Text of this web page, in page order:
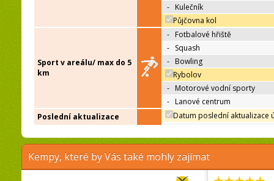
- Kulečník
Půjčovna kol
Sport v areálu/ max do 5
km
- Fotbalové hřiště
- Squash
- Bowling
Rybolov
- Motorové vodní sporty
- Lanové centrum
Poslední aktualizace
Datum poslední aktualizace
Kempy, které by Vás také mohly zajímat